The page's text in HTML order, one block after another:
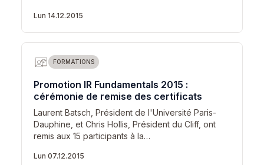
Lun 14.12.2015
FORMATIONS
Promotion IR Fundamentals 2015 :
cérémonie de remise des certificats
Laurent Batsch, Président de l'Université Paris-
Dauphine, et Chris Hollis, Président du Cliff, ont
remis aux 15 participants à la…
Lun 07.12.2015